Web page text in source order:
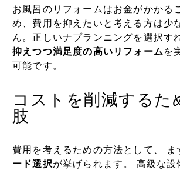
お風呂のリフォームはお金がかかる
め、費用を抑えたいと考える方は少
ん。正しいナプランニングを選択す
抑えつつ満足度の高いリフォーム を
可能です。
コストを削減するた
肢
費用を考えるための方法として、 ま
ード選択が挙げられます。 高級な設